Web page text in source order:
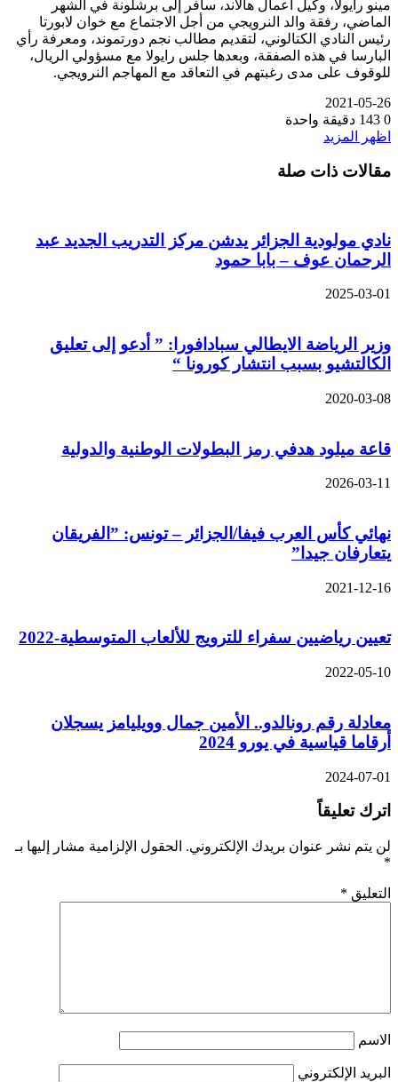
مينو رايولا، وكيل أعمال هالاند، سافر إلى برشلونة في الشهر
الماضي، رفقة والد النرويجي من أجل الاجتماع مع خوان لابورتا
رئيس النادي الكتالوني، لتقديم مطالب نجم دورتموند، ومعرفة رأي
البارسا في هذه الصفقة، وبعدها جلس رايولا مع مسؤولي الريال،
للوقوف على مدى رغبتهم في التعاقد مع المهاجم النرويجي.
2021-05-26
0
دقيقة واحدة
اظهر المزيد
مقالات ذات صلة
نادي مولودية الجزائر يدشن مركز التدريب الجديد عبد
الرحمان عوف – بابا حمود
2025-03-01
وزير الرياضة الايطالي سبادافورا: ” أدعو إلى تعليق
الكالتشيو بسبب انتشار كورونا “
2020-03-08
قاعة ميلود هدفي رمز البطولات الوطنية والدولية
2026-03-11
نهائي كأس العرب فيفا/الجزائر – تونس: ”الفريقان
يتعارفان جيدا”
2021-12-16
تعيين رياضيين سفراء للترويج للألعاب المتوسطية-2022
2022-05-10
معادلة رقم رونالدو.. الأمين جمال وويليامز يسجلان
أرقاما قياسية في يورو 2024
2024-07-01
اترك تعليقاً
لن يتم نشر عنوان بريدك الإلكتروني. الحقول الإلزامية مشار إليها بـ
*
التعليق *
الاسم
البريد الإلكتروني